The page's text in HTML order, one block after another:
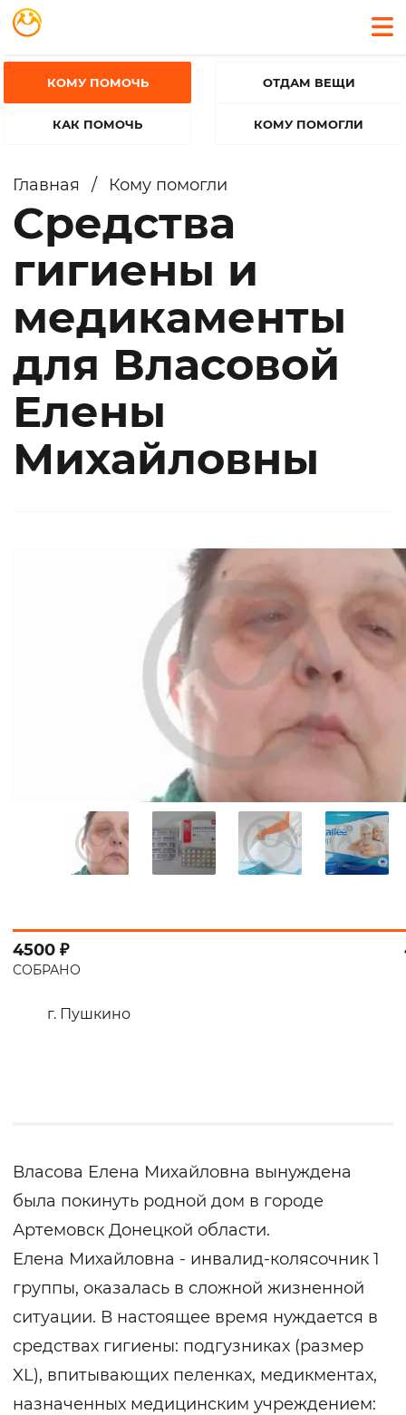
КОМУ ПОМОЧЬ
КАК ПОМОЧЬ
ОТДАМ ВЕЩИ
КОМУ ПОМОГЛИ
Главная / Кому помогли
Средства
гигиены и
медикаменты
для Власовой
Елены
Михайловны
4500 ₽
СОБРАНО
г. Пушкино
Власова Елена Михайловна вынуждена
была покинуть родной дом в городе
Артемовск Донецкой области.
Елена Михайловна - инвалид-колясочник 1
группы, оказалась в сложной жизненной
ситуации. В настоящее время нуждается в
средствах гигиены: подгузниках (размер
XL), впитывающих пеленках, медикментах,
назначенных медицинским учреждением: